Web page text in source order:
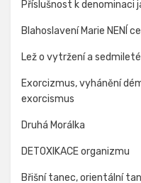
Příslušnost k
Blahoslavení Marie NENÍ
Lež o vytržení a
Exorcizmus, vyhánění
exorcismus
Druhá Morálka
DETOXIKACE organizmu
Břišní tanec, orientální